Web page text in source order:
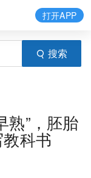
搜索
打开APP
熟”，胚胎
科书